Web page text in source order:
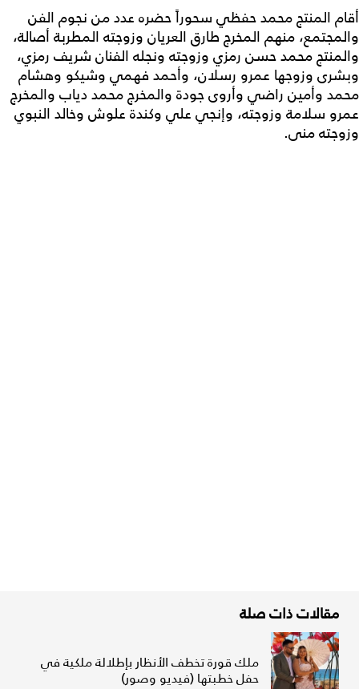
أقام المنتج محمد حفظي سحوراً حضره عدد من نجوم الفن
والمجتمع، منهم المخرج طارق العريان وزوجته المطربة أصالة،
والمنتج محمد حسن رمزي وزوجته ونجله الفنان شريف رمزي،
وبشرى وزوجها عمرو رسلان، وأحمد فهمي وشيكو وهشام
محمد وأمين راضي وأروى جودة والمخرج محمد دياب والمخرج
عمرو سلامة وزوجته، وإنجي علي وكندة علوش وخالد النبوي
وزوجته منى.
مقالات ذات صلة
ملك قورة تخطف الأنظار بإطلالة ملكية في
حفل خطبتها (فيديو وصور)